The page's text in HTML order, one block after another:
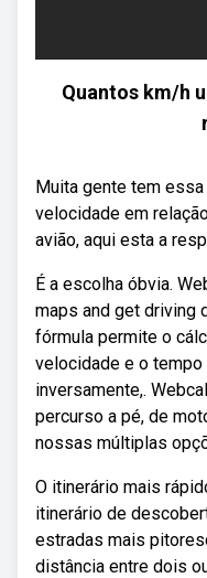
Quantos km/h
Muita gente tem
velocidade em
avião, aqui esta a
É a escolha óbvia.
maps and get driving
fórmula permite o
velocidade e o
inversamente,.
percurso a pé, de
nossas múltiplas
O itinerário mais
itinerário de
estradas mais
distância entre dois